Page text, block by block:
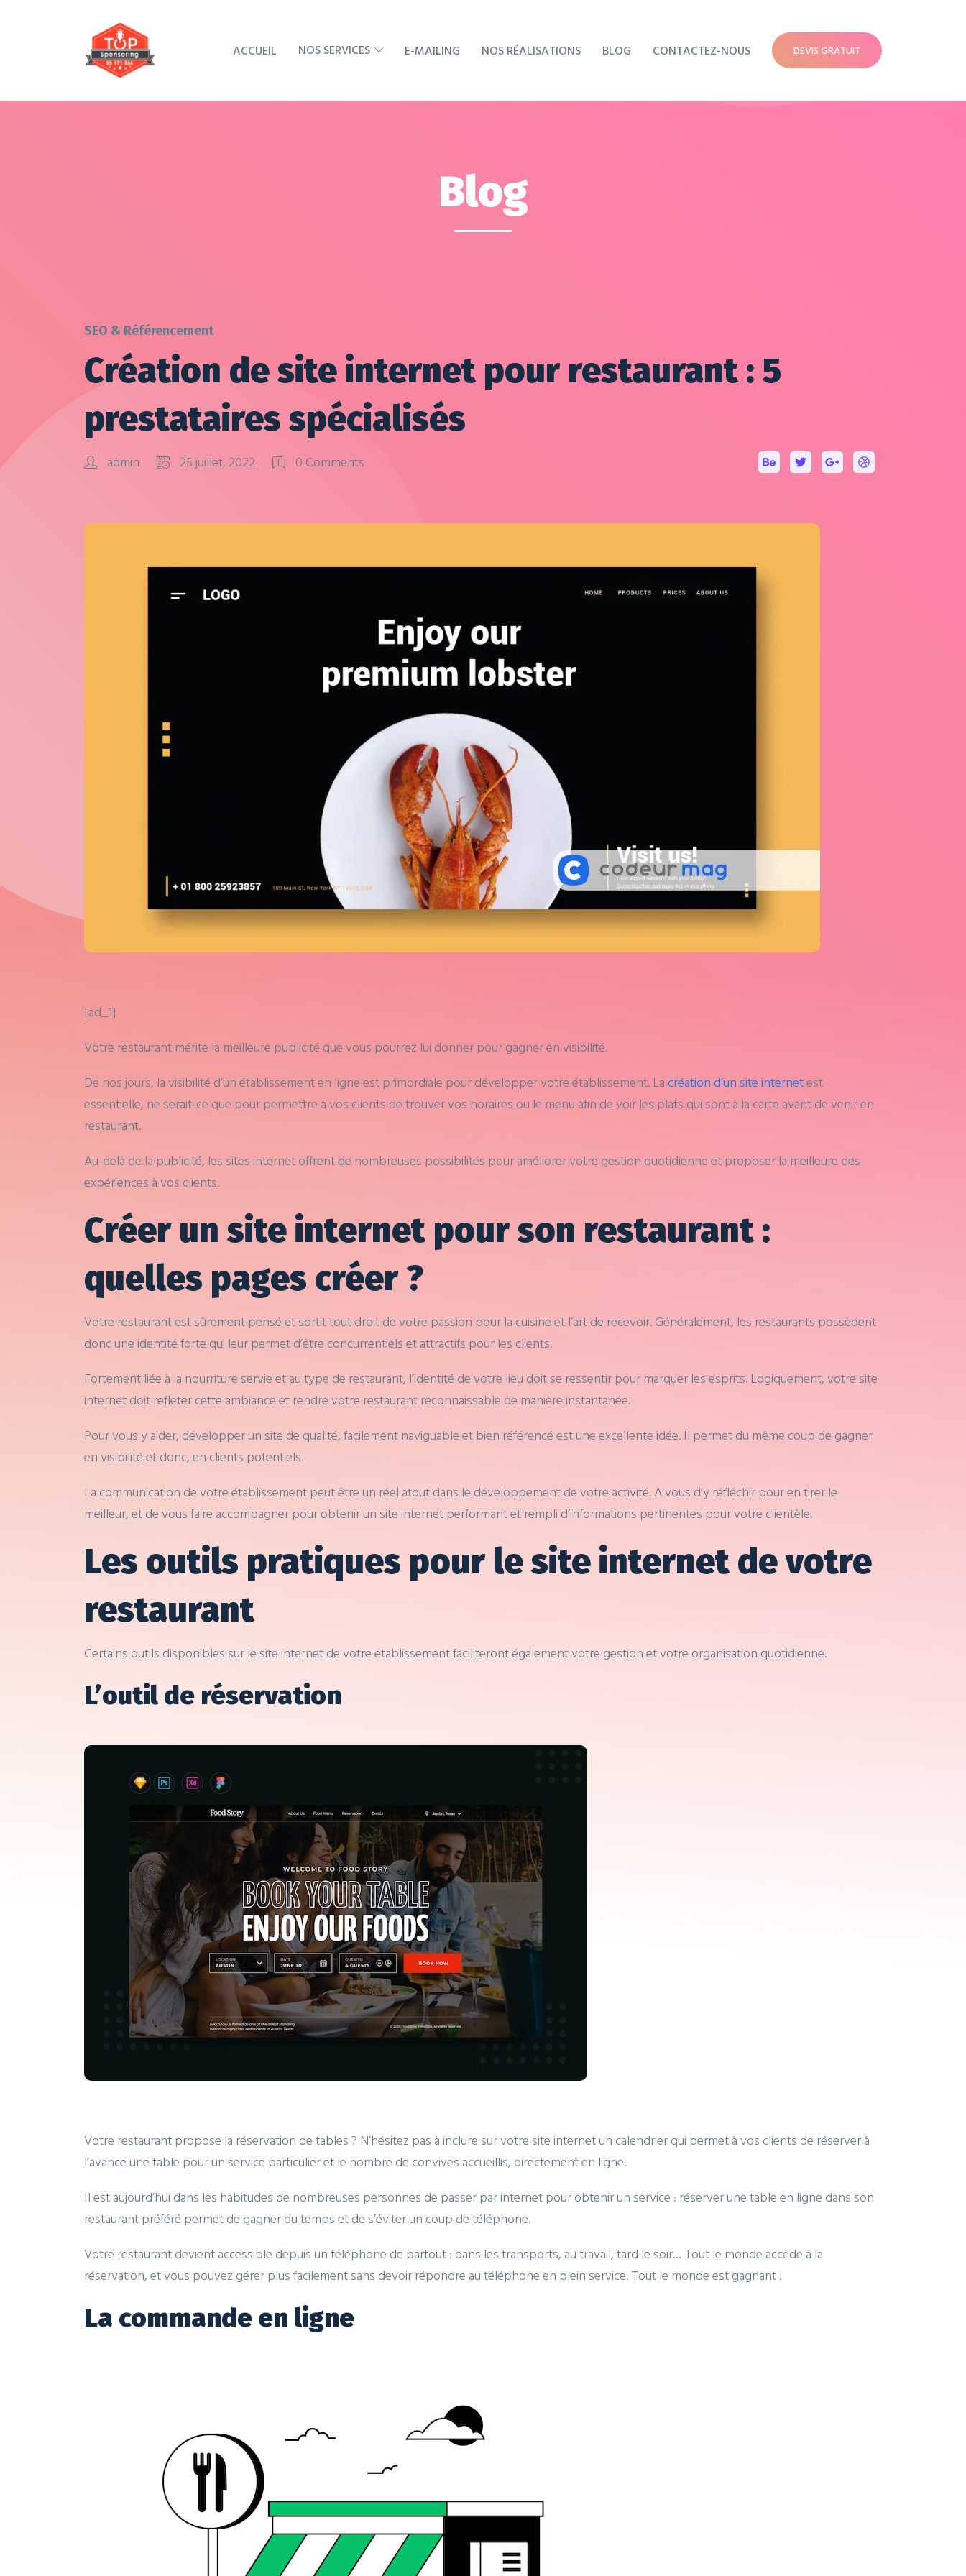
ACCUEIL NOS SERVICES E-MAILING NOS RÉALISATIONS BLOG CONTACTEZ-NOUS DEVIS GRATUIT
Blog
SEO & Référencement
Création de site internet pour restaurant : 5
prestataires spécialisés
admin 25 juillet, 2022 0 Comments
[ad_1]
Votre restaurant mérite la meilleure publicité que vous pourrez lui donner pour gagner en visibilité.
De nos jours, la visibilité d’un établissement en ligne est primordiale pour développer votre établissement. Lacréation d’un site internetest
essentielle, ne serait-ce que pour permettre à vos clients de trouver vos horaires ou le menu afin de voir les plats qui sont à la carte avant de venir en
restaurant.
Au-delà de la publicité, les sites internet offrent de nombreuses possibilités pour améliorer votre gestion quotidienne et proposer la meilleure des
expériences à vos clients.
Créer un site internet pour son restaurant :
quelles pages créer ?
Votre restaurant est sûrement pensé et sortit tout droit de votre passion pour la cuisine et l’art de recevoir. Généralement, les restaurants possèdent
donc une identité forte qui leur permet d’être concurrentiels et attractifs pour les clients.
Fortement liée à la nourriture servie et au type de restaurant, l’identité de votre lieu doit se ressentir pour marquer les esprits. Logiquement, votre site
internet doit refleter cette ambiance et rendre votre restaurant reconnaissable de manière instantanée.
Pour vous y aider, développer un site de qualité, facilement naviguable et bien référencé est une excellente idée. Il permet du même coup de gagner
en visibilité et donc, en clients potentiels.
La communication de votre établissement peut être un réel atout dans le développement de votre activité. A vous d’y réfléchir pour en tirer le
meilleur, et de vous faire accompagner pour obtenir un site internet performant et rempli d’informations pertinentes pour votre clientèle.
Les outils pratiques pour le site internet de votre
restaurant
Certains outils disponibles sur le site internet de votre établissement faciliteront également votre gestion et votre organisation quotidienne.
L’outil de réservation
Votre restaurant propose la réservation de tables ? N’hésitez pas à inclure sur votre site internet un calendrier qui permet à vos clients de réserver à
l’avance une table pour un service particulier et le nombre de convives accueillis, directement en ligne.
Il est aujourd’hui dans les habitudes de nombreuses personnes de passer par internet pour obtenir un service : réserver une table en ligne dans son
restaurant préféré permet de gagner du temps et de s’éviter un coup de téléphone.
Votre restaurant devient accessible depuis un téléphone de partout : dans les transports, au travail, tard le soir… Tout le monde accède à la
réservation, et vous pouvez gérer plus facilement sans devoir répondre au téléphone en plein service. Tout le monde est gagnant !
La commande en ligne